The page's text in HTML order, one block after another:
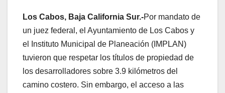
Los Cabos, Baja California Sur.-Por mandato de
un juez federal, el Ayuntamiento de Los Cabos y
el Instituto Municipal de Planeación (IMPLAN)
tuvieron que respetar los títulos de propiedad de
los desarrolladores sobre 3.9 kilómetros del
camino costero. Sin embargo, el acceso a las